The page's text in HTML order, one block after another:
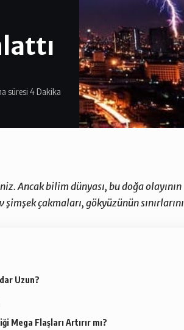
süresi 4 Dakika
Ancak bilim dünyası, bu doğa olayının
çakmaları, gökyüzünün sınırlarını
Uzun?
Mega Flaşları Artırır mı?